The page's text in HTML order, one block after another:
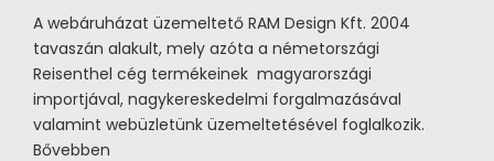
A webáruházat üzemeltető RAM Design Kft. 2004
tavaszán alakult, mely azóta a németországi
Reisenthel cég termékeinek magyarországi
importjával, nagykereskedelmi forgalmazásával
valamint webüzletünk üzemeltetésével foglalkozik.
Bővebben